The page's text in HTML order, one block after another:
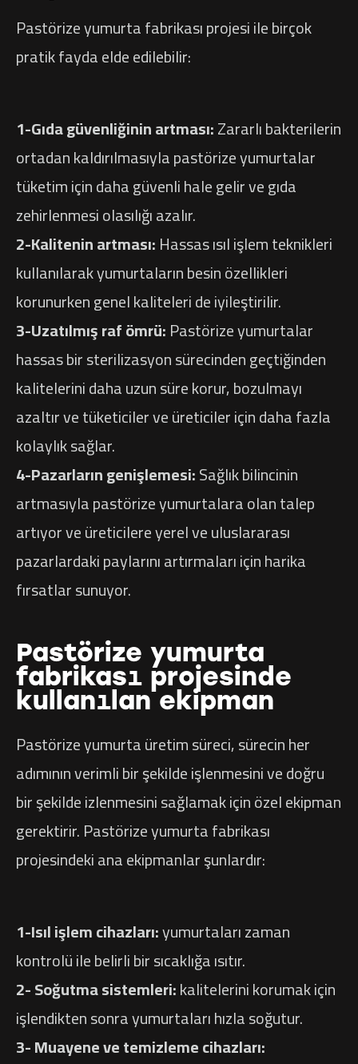
Pastörize yumurta fabrikası projesi ile birçok
pratik fayda elde edilebilir:
1-Gıda güvenliğinin artması:Zararlı bakterilerin
ortadan kaldırılmasıyla pastörize yumurtalar
tüketim için daha güvenli hale gelir ve gıda
zehirlenmesi olasılığı azalır.
2-Kalitenin artması:Hassas ısıl işlem teknikleri
kullanılarak yumurtaların besin özellikleri
korunurken genel kaliteleri de iyileştirilir.
3-Uzatılmış raf ömrü:Pastörize yumurtalar
hassas bir sterilizasyon sürecinden geçtiğinden
kalitelerini daha uzun süre korur, bozulmayı
azaltır ve tüketiciler ve üreticiler için daha fazla
kolaylık sağlar.
4-Pazarların genişlemesi:Sağlık bilincinin
artmasıyla pastörize yumurtalara olan talep
artıyor ve üreticilere yerel ve uluslararası
pazarlardaki paylarını artırmaları için harika
fırsatlar sunuyor.
Pastörize yumurta
fabrikası projesinde
kullanılan ekipman
Pastörize yumurta üretim süreci, sürecin her
adımının verimli bir şekilde işlenmesini ve doğru
bir şekilde izlenmesini sağlamak için özel ekipman
gerektirir. Pastörize yumurta fabrikası
projesindeki ana ekipmanlar şunlardır:
1-Isıl işlem cihazları:yumurtaları zaman
kontrolü ile belirli bir sıcaklığa ısıtır.
2- Soğutma sistemleri:kalitelerini korumak için
işlendikten sonra yumurtaları hızla soğutur.
3- Muayene ve temizleme cihazları: